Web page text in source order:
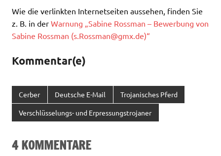
Wie die verlinkten Internetseiten aussehen, finden Sie
z. B. in der Warnung „Sabine Rossman – Bewerbung von
Sabine Rossman (s.Rossman@gmx.de)“
Kommentar(e)
Cerber Deutsche E-Mail Trojanisches Pferd
Verschlüsselungs- und Erpressungstrojaner
4 KOMMENTARE